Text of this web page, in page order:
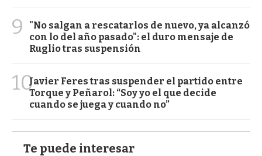
9
"No salgan a rescatarlos de nuevo, ya alcanzó
con lo del año pasado": el duro mensaje de
Ruglio tras suspensión
10Javier Feres tras suspender el partido entre
Torque y Peñarol: “Soy yo el que decide
cuando se juega y cuando no”
Te puede interesar